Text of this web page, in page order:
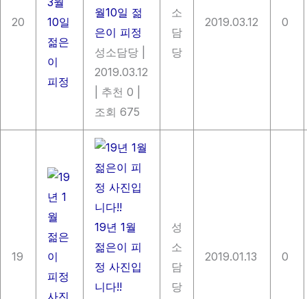
20
월10일 젊
은이 피정
성소담당
2019.03.12
추천 0
조회 675
소
담
당
2019.03.12 0
19
19년 1월
젊은이 피
정 사진입
니다!!
성
소
담
당
2019.01.13 0